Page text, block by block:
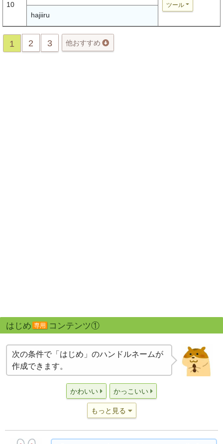
10 ツール
hajiiru
1 2 3 他おすすめ
はじめ 専用 コンテンツ①
次の条件で「はじめ」のハンドルネームが
作成できます。
かわいい かっこいい
もっと見る